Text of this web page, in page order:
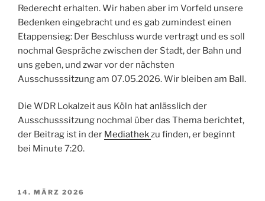
Rederecht erhalten. Wir haben aber im Vorfeld unsere
Bedenken eingebracht und es gab zumindest einen
Etappensieg: Der Beschluss wurde vertragt und es soll
nochmal Gespräche zwischen der Stadt, der Bahn und
uns geben, und zwar vor der nächsten
Ausschusssitzung am 07.05.2026. Wir bleiben am Ball.
Die WDR Lokalzeit aus Köln hat anlässlich der
Ausschusssitzung nochmal über das Thema berichtet,
der Beitrag ist in der Mediathekzu finden, er beginnt
bei Minute 7:20.
VERÖFFENTLICHT
14. MÄRZ 2026